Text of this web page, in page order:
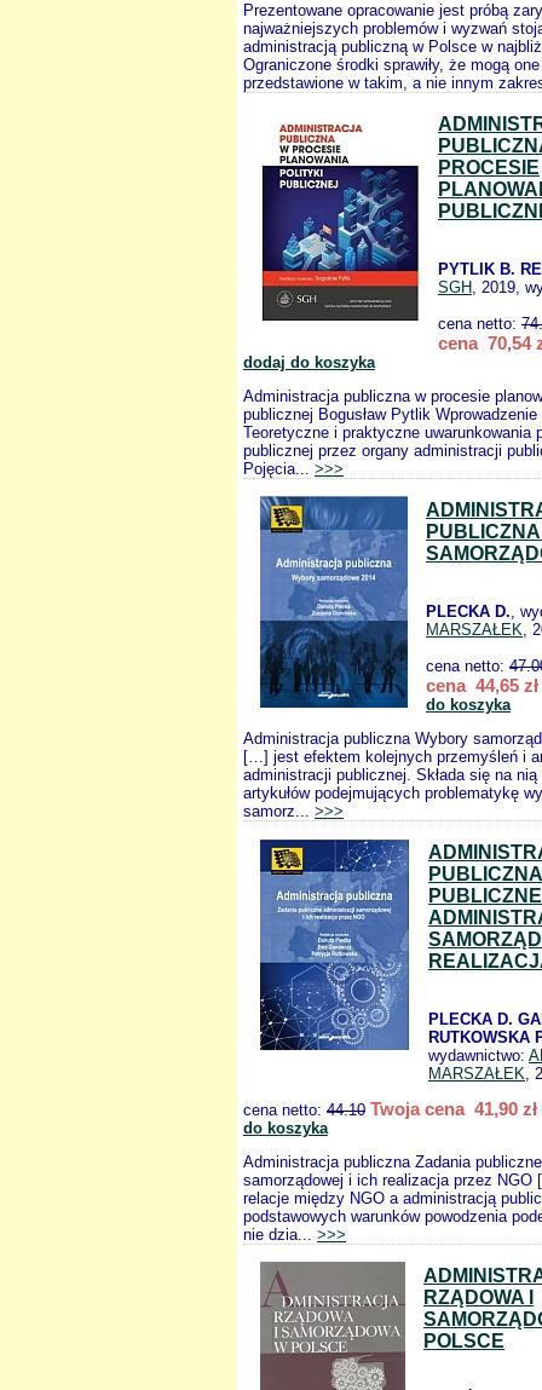
Prezentowane opracowanie jest próbą
najważniejszych problemów i wyzwań
administracją publiczną w Polsce w
Ograniczone środki sprawiły, że mogą
przedstawione w takim, a nie innym
PROCESIE
PYTLIK B.
SGH, 2019,
cena netto:
cena 70,54
dodaj do koszyka
Administracja publiczna w procesie
publicznej Bogusław Pytlik
Teoretyczne i praktyczne uwarunkowania
publicznej przez organy administracji
Pojęcia... >>>
PLECKA D.,
MARSZAŁEK,
cena netto:
cena 44,65 zł
do koszyka
Administracja publiczna Wybory
[…] jest efektem kolejnych przemyśleń i
administracji publicznej. Składa się na
artykułów podejmujących problematykę
samorz... >>>
PUBLICZNE
PLECKA D.
RUTKOWSKA
wydawnictwo:
MARSZAŁEK,
cena netto: 44.10 Twoja cena 41,90 zł
do koszyka
Administracja publiczna Zadania
samorządowej i ich realizacja przez
relacje między NGO a administracją
podstawowych warunków powodzenia
nie dzia... >>>
RZĄDOWA I
POLSCE